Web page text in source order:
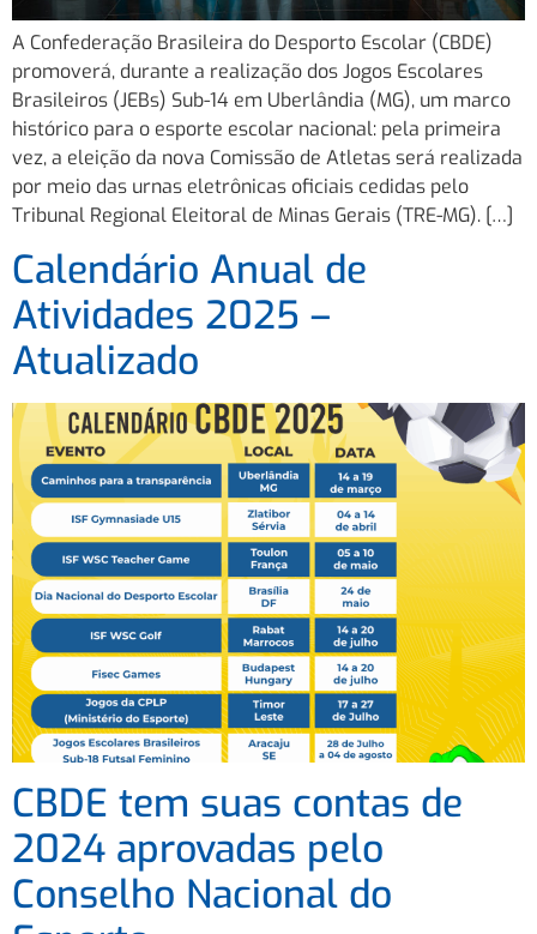
A Confederação Brasileira do Desporto Escolar (CBDE)
promoverá, durante a realização dos Jogos Escolares
Brasileiros (JEBs) Sub-14 em Uberlândia (MG), um marco
histórico para o esporte escolar nacional: pela primeira
vez, a eleição da nova Comissão de Atletas será realizada
por meio das urnas eletrônicas oficiais cedidas pelo
Tribunal Regional Eleitoral de Minas Gerais (TRE-MG). […]
Calendário Anual de
Atividades 2025 –
Atualizado
CBDE tem suas contas de
2024 aprovadas pelo
Conselho Nacional do